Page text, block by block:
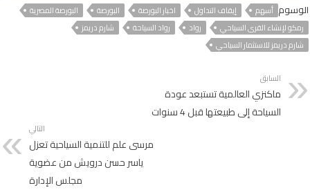
الوسوم أسهم إيقاف التداول اخبار البورصة البورصة
البورصة المصرية
رمكو لإنشاء القرى السياحي
رواد رواد السياحة
شارم دريمز
شارم دريمز للاستثمار السياحي
السابق
ماكنزي العالمية تستبعد عودة
السياحة إلى طبيعتها قبل 4 سنوات
التالي
مرسى علم للتنمية السياحية تعزل
ياسر حسن درويش من عضوية
مجلس الإدارة